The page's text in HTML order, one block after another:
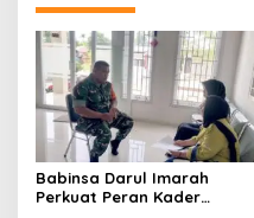
Babinsa Darul Imarah
Perkuat Peran Kader